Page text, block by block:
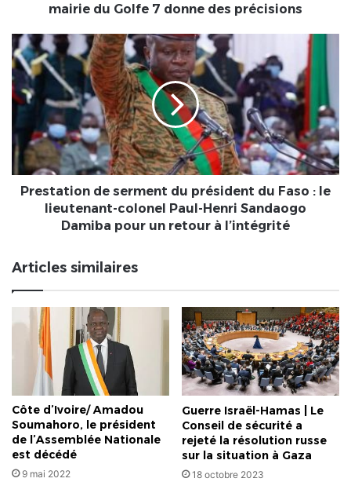
du
Golfe
7
donne
des
précisions
mairie du Golfe 7 donne des précisions
Prestation
de
serment
du
président
Faso
le
lieutenant-
Damiba
pour
un
retour
l’intégrité
Prestation de serment du président du Faso : le
lieutenant-colonel Paul-Henri Sandaogo
Damiba pour un retour à l’intégrité
Articles similaires
Côte d’Ivoire/ Amadou
Soumahoro, le président
de l’Assemblée Nationale
est décédé
9 mai 2022
Guerre Israël-Hamas | Le
Conseil de sécurité a
rejeté la résolution russe
sur la situation à Gaza
18 octobre 2023